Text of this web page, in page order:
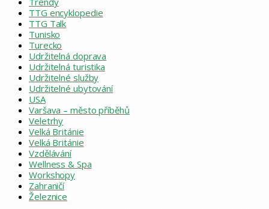
TTG encyklopedie
TTG Talk
Tunisko
Turecko
Udržitelná doprava
Udržitelná turistika
Udržitelné služby
Udržitelné ubytování
USA
Varšava – město příběhů
Veletrhy
Velká Británie
Velká Británie
Vzdělávání
Wellness & Spa
Workshopy
Zahraničí
Železnice